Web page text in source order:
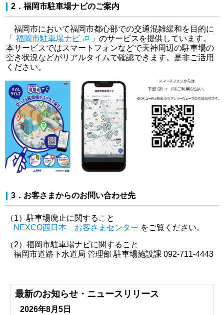
2．福岡市駐車場ナビのご案内
福岡市において福岡市都心部での交通混雑緩和を目的に
「 福岡市駐車場ナビ
」のサービスを提供しています。
本サービスではスマートフォンなどで天神周辺の駐車場の
空き状況などがリアルタイムで確認できます。是非ご活用
ください。
3．お客さまからのお問い合わせ先
（1）駐車場廃止に関すること
NEXCO西日本 お客さまセンター をご覧ください。
（2）福岡市駐車場ナビに関すること
福岡市道路下水道局 管理部 駐車場施設課 092-711-4443
最新のお知らせ・ニュースリリース
2026年8月5日